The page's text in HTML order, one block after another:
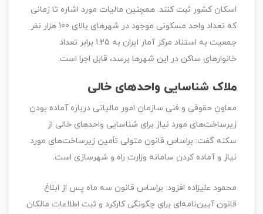
اسکان کشور ثبت کنند. همچنین مالیات مورد اشاره تا زمانی
که تعداد واحد مسکونی موجود در شهرهای بالای 100 هزار نفر
جمعیت به استناد مرکز آمار ایران به 1.25 برابر تعداد
خانوارهای ساکن در این شهرها برسد، قابل اجرا است.
ملاک شناسایی واحدهای خالی
معاون حقوقی و فنی سازمان امور مالیاتی درباره آماده بودن
زیرساخت‌های مورد نیاز برای شناسایی واحدهای خالی از
سکنه گفت: براساس قانون متولی تأمین زیرساخت‌های مورد
نیاز و آماده کردن سامانه وزارت راه و شهرسازی است.
محمود علیزاده افزود: براساس قانون سه ماه پس از ابلاغ
قانون آیین‌نامه‌ای برای چگونگی کارکرد و ثبت اطلاعات مالکان